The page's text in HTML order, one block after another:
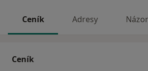
Ceník Adresy
Ceník